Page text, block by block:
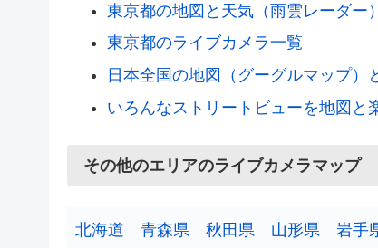
東京都の地図と天気（雨雲レーダー）
東京都のライブカメラ一覧
日本全国の地図（グーグルマップ）
いろんなストリートビューを地図と
その他のエリアのライブカメラマップ
北海道 青森県 秋田県 山形県 岩手